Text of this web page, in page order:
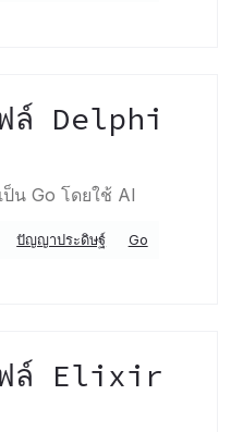
ฟล์ Delphi
น Go โดยใช้ AI
ปัญญาประดิษฐ์
Go
ไฟล์ Elixir